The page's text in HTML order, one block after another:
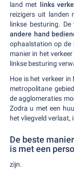
land met links
reizigers uit landen
linkse besturing. De
andere hand
ophaalstation op de
manier in het
linkse besturing
Hoe is het verkeer in
metropolitane
de agglomeraties
Zodra u met een
het vliegveld verlaat,
De beste
is met een
zijn.